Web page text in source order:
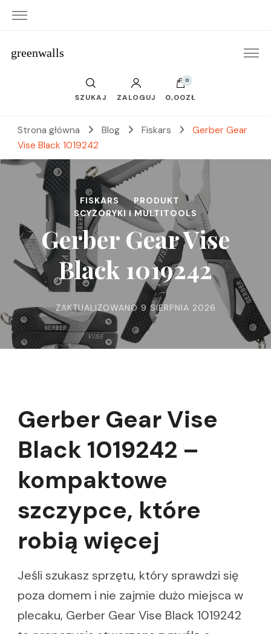
greenwalls
SZUKAJ ZALOGUJ
0
0,00ZŁ
Strona główna Blog Fiskars
Gerber Gear
Vise Black 1019242
FISKARS
PRODUKT
SCYZORYKI I MULTITOOLS
Gerber Gear Vise
Black 1019242
ZAKTUALIZOWANO 9 SIERPNIA 2026
Gerber Gear Vise
Black 1019242 –
kompaktowe
szczypce, które
robią więcej
Jeśli szukasz sprzętu, który sprawdzi się
poza domem i nie zajmie dużo miejsca w
plecaku, Gerber Gear Vise Black 1019242